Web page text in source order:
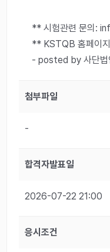
** 시험관련 문의:
** KSTQB 홈페이
- posted by 사단법
첨부파일
-
합격자발표일
2026-07-22 21:00
응시조건